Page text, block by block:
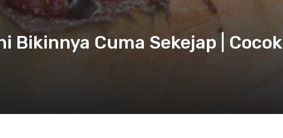
Bikinnya Cuma Sekejap | Cocok